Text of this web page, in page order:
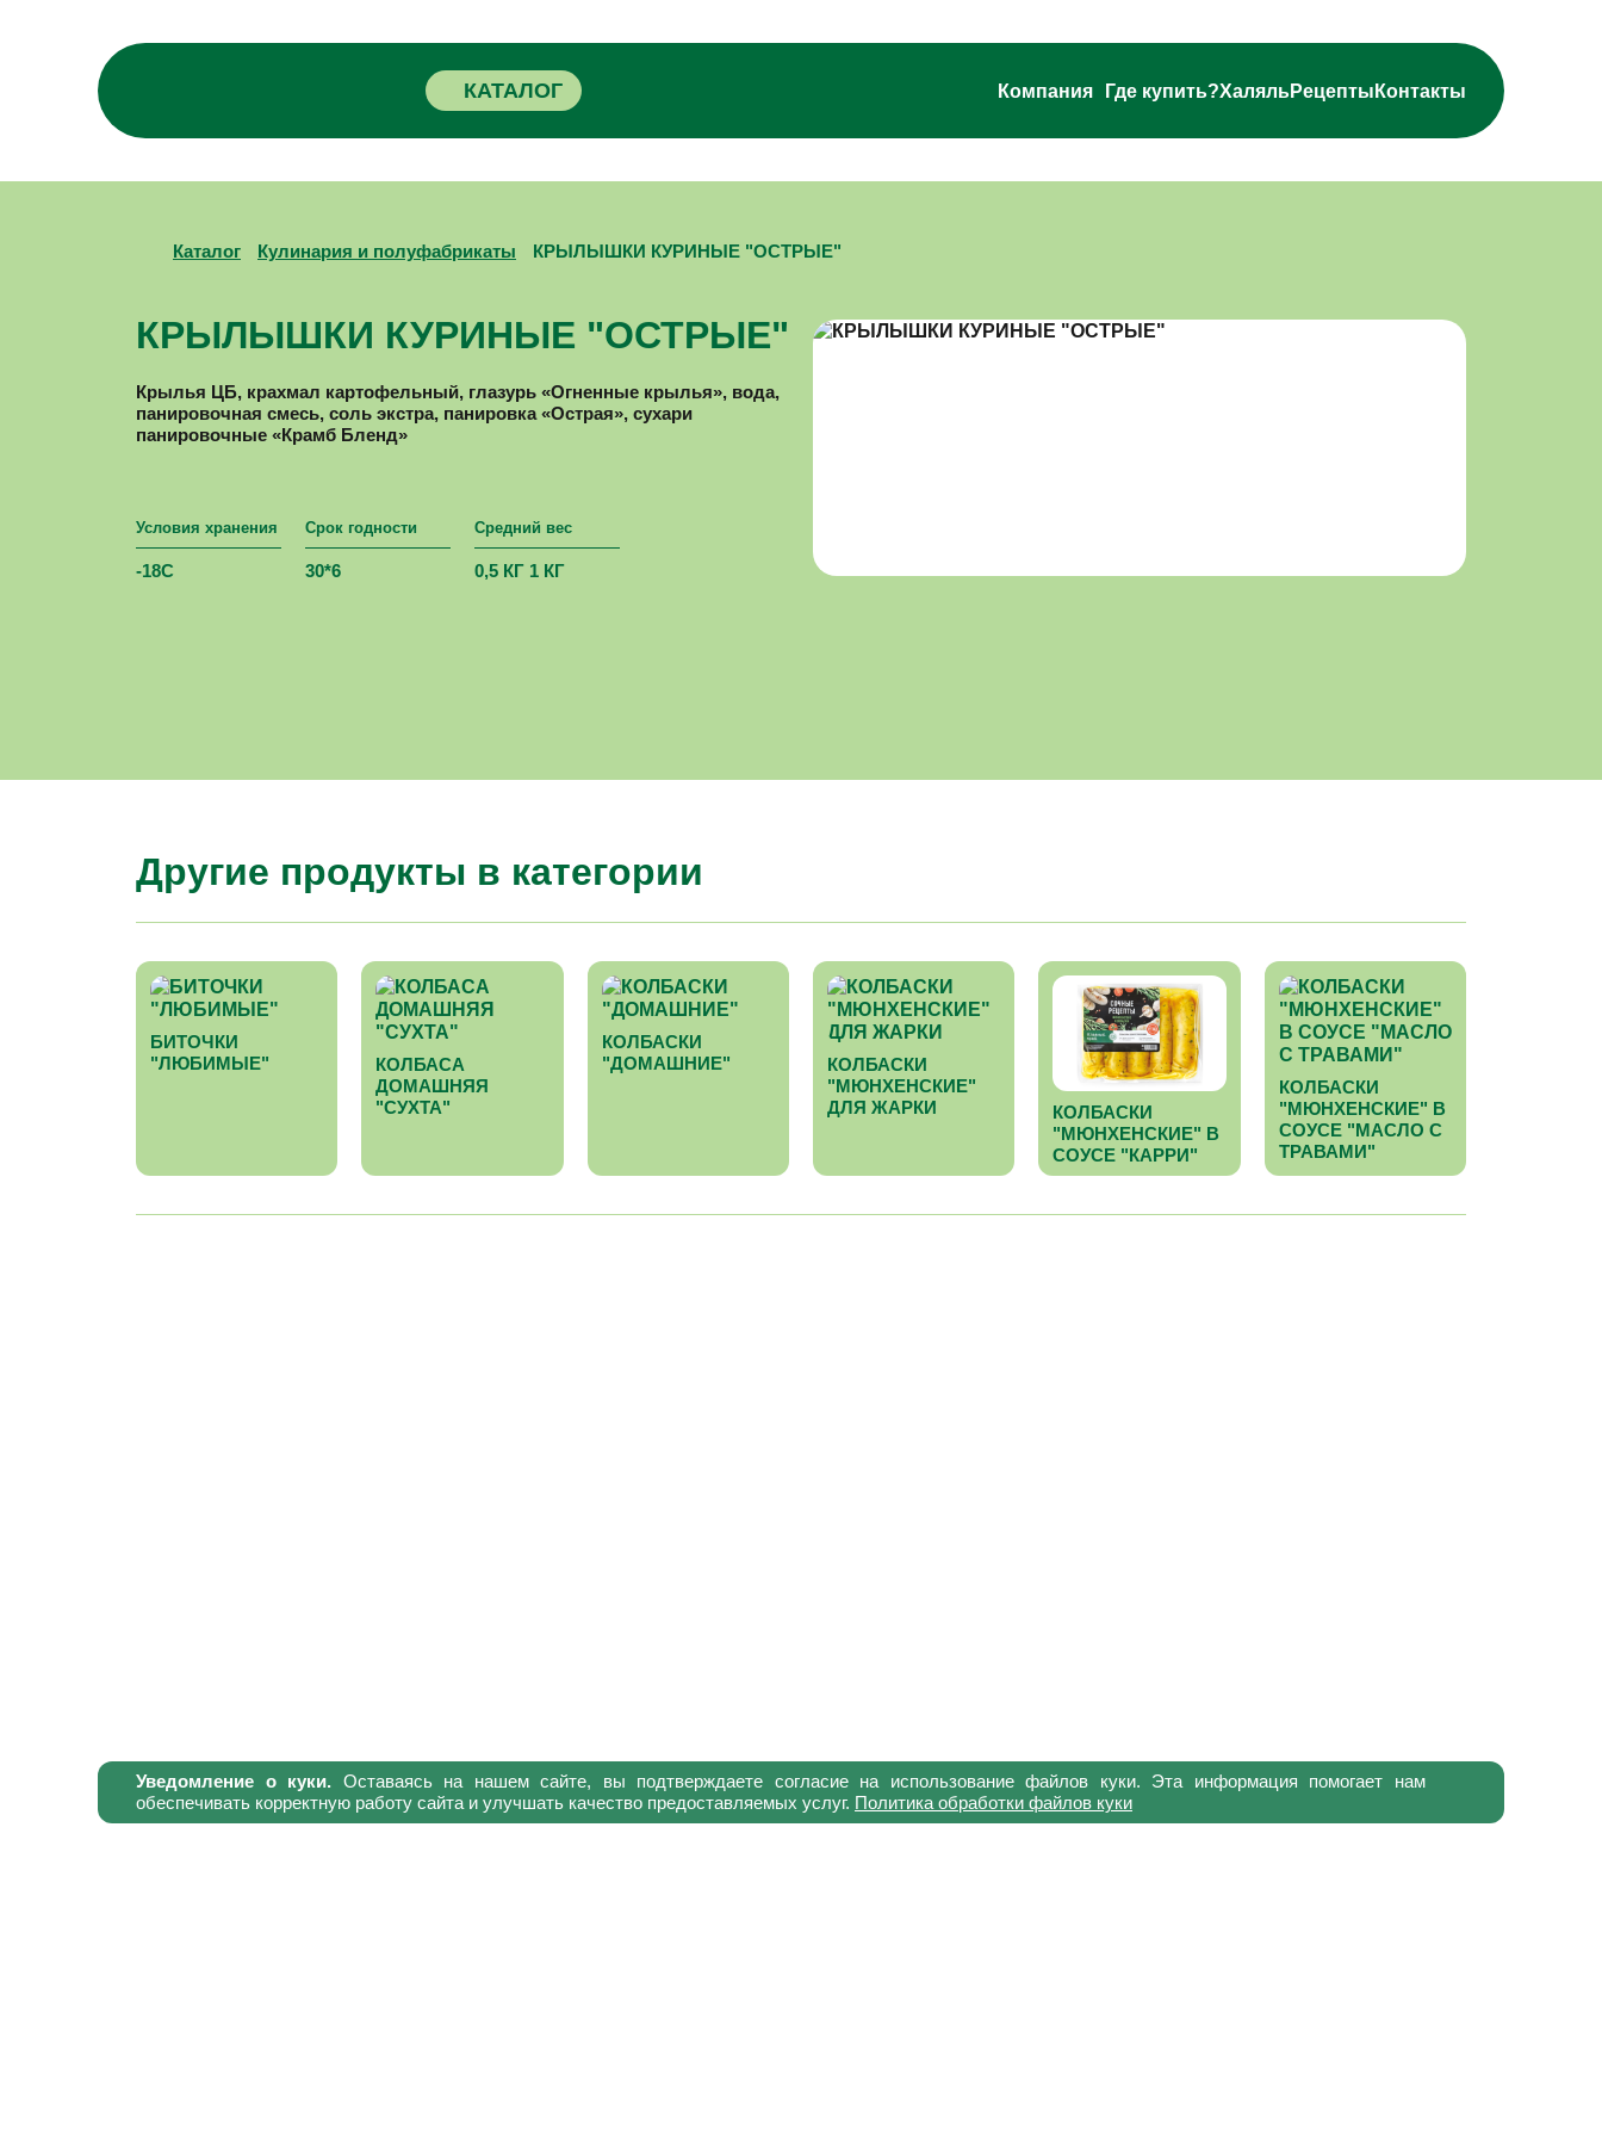
КАТАЛОГ Компания Где купить?ХаляльРецепты Контакты
Каталог Кулинария и полуфабрикаты КРЫЛЫШКИ КУРИНЫЕ "ОСТРЫЕ"
КРЫЛЫШКИ КУРИНЫЕ "ОСТРЫЕ"
Крылья ЦБ, крахмал картофельный, глазурь «Огненные крылья», вода,
панировочная смесь, соль экстра, панировка «Острая», сухари
панировочные «Крамб Бленд»
Условия хранения
-18С
Срок годности
30*6
Средний вес
0,5 КГ 1 КГ
Другие продукты в категории
БИТОЧКИ
"ЛЮБИМЫЕ"
КОЛБАСА
ДОМАШНЯЯ
"СУХТА"
КОЛБАСКИ
"ДОМАШНИЕ"
КОЛБАСКИ
"МЮНХЕНСКИЕ"
ДЛЯ ЖАРКИ
КОЛБАСКИ
"МЮНХЕНСКИЕ" В
СОУСЕ "КАРРИ"
КОЛБАСКИ
"МЮНХЕНСКИЕ" В
СОУСЕ "МАСЛО С
ТРАВАМИ"
Уведомление о куки. Оставаясь на нашем сайте, вы подтверждаете согласие на использование файлов куки. Эта информация помогает нам
обеспечивать корректную работу сайта и улучшать качество предоставляемых услуг. Политика обработки файлов куки